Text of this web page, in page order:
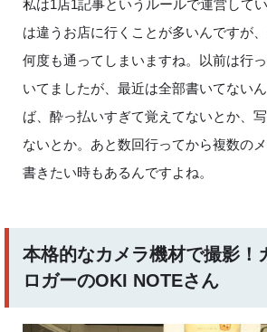
私は1店1記事というルールで運営して
は違うお店に行くことが多いんですが
何度も通ってしまいますね。以前は行
いてましたが、最近は全部書いてない
ば、酔っ払いすぎて覚えてないとか、
ないとか。あと数回行ってから複数の
書きたい時もあるんですよね。
本格的なカメラ機材で撮影！
ロガーのOKI NOTEさん